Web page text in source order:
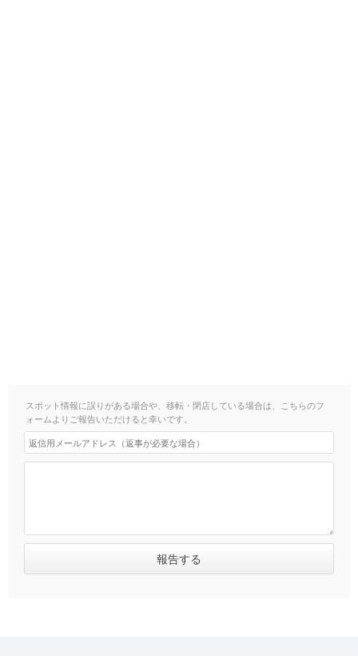
スポット情報に誤りがある場合や、移転・閉店している場合は、こちらのフ
ォームよりご報告いただけると幸いです。